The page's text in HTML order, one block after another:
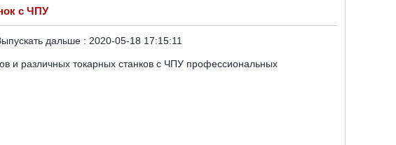
с ЧПУ
дальше : 2020-05-18 17:15:11
и различных токарных станков с ЧПУ профессиональных